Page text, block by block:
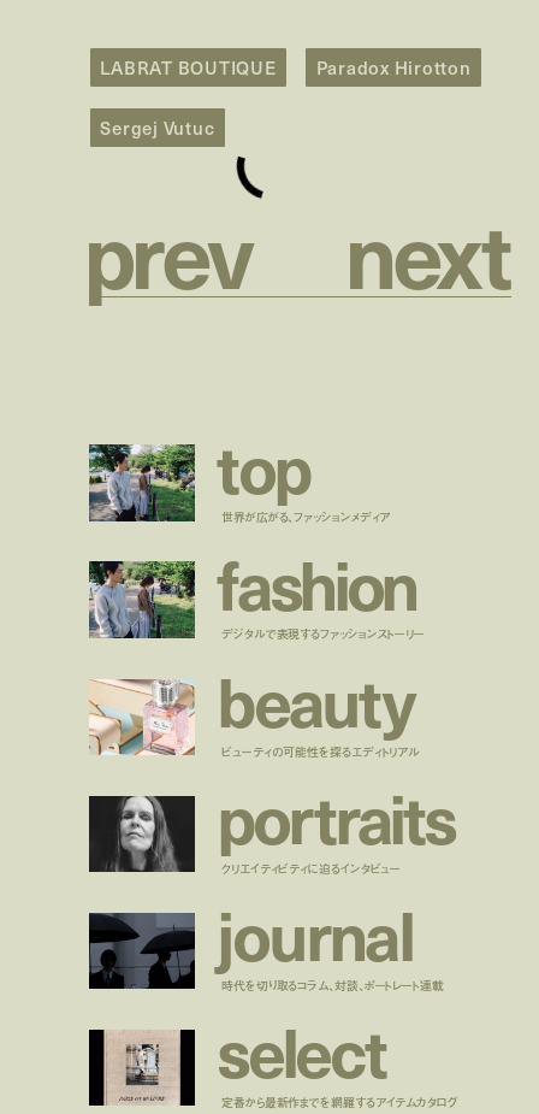
LABRAT BOUTIQUE Paradox Hirotton
Sergej Vutuc
prev next
top
世界が広がる、ファッションメディア
fashion
デジタルで表現するファッションストーリー
beauty
ビューティの可能性を探るエディトリアル
portraits
クリエイティビティに迫るインタビュー
journal
時代を切り取るコラム、対談、ポートレート連載
select
定番から最新作までを網羅するアイテムカタログ